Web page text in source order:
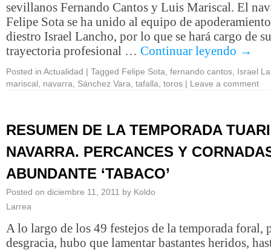
sevillanos Fernando Cantos y Luis Mariscal. El
Felipe Sota se ha unido al equipo de
diestro Israel Lancho, por lo que se hará cargo de su
trayectoria profesional … Continuar leyendo →
Posted in Actualidad | Tagged Felipe Sota fernando cantos Israel
mariscal
navarra Sánchez Vara tafalla toros | Leave a comment
RESUMEN DE LA TEMPORADA
NAVARRA. PERCANCES Y
ABUNDANTE ‘TABACO’
Posted on diciembre 11, 2011 by Koldo
Larrea
A lo largo de los 49 festejos de la temporada foral,
desgracia, hubo que lamentar bastantes heridos,